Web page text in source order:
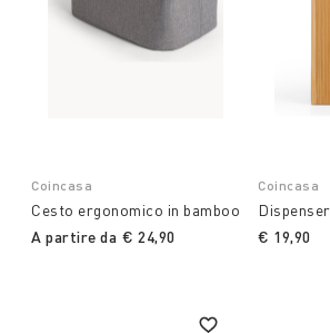
Coincasa
Cesto ergonomico in bamboo
A partire da € 24,90
Coincasa
€ 19,90